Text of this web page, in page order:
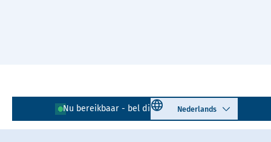
Nu bereikbaar - bel direct! 035 - 205 08 74
Select language
Lees voor Uitleg woorden
Simpele tekst